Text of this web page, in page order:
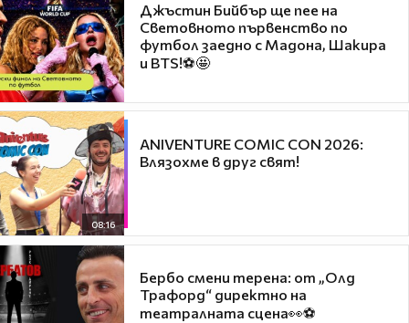
Джъстин Бийбър ще пее на
Световното първенство по
футбол заедно с Мадона, Шакира
и BTS!⚽🤩
08:16
ANIVENTURE COMIC CON 2026:
Влязохме в друг свят!
Бербо смени терена: от „Олд
Трафорд“ директно на
театралната сцена👀⚽